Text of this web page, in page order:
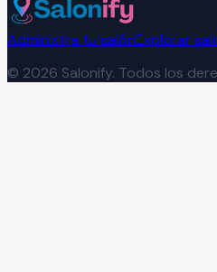
Administra tu salónExplorar
© 2026 Salonify. Todos los